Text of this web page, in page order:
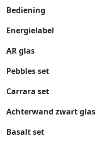
Bediening
Energielabel
AR glas
Pebbles set
Carrara set
Achterwand zwart glas
Basalt set